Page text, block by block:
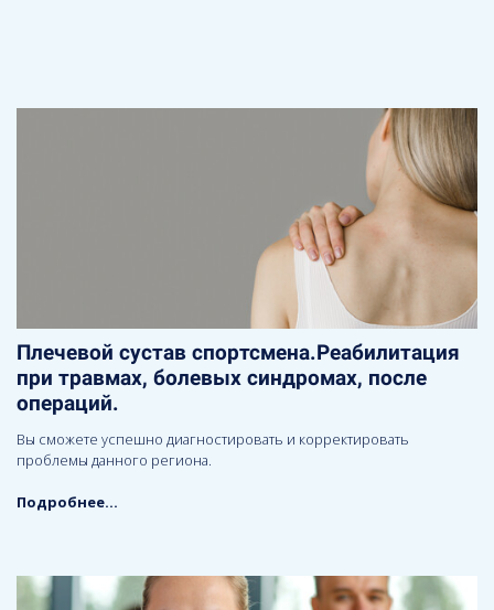
Плечевой сустав спортсмена.Реабилитация
при травмах, болевых синдромах, после
операций.
Вы сможете успешно диагностировать и корректировать
проблемы данного региона.
Подробнее...